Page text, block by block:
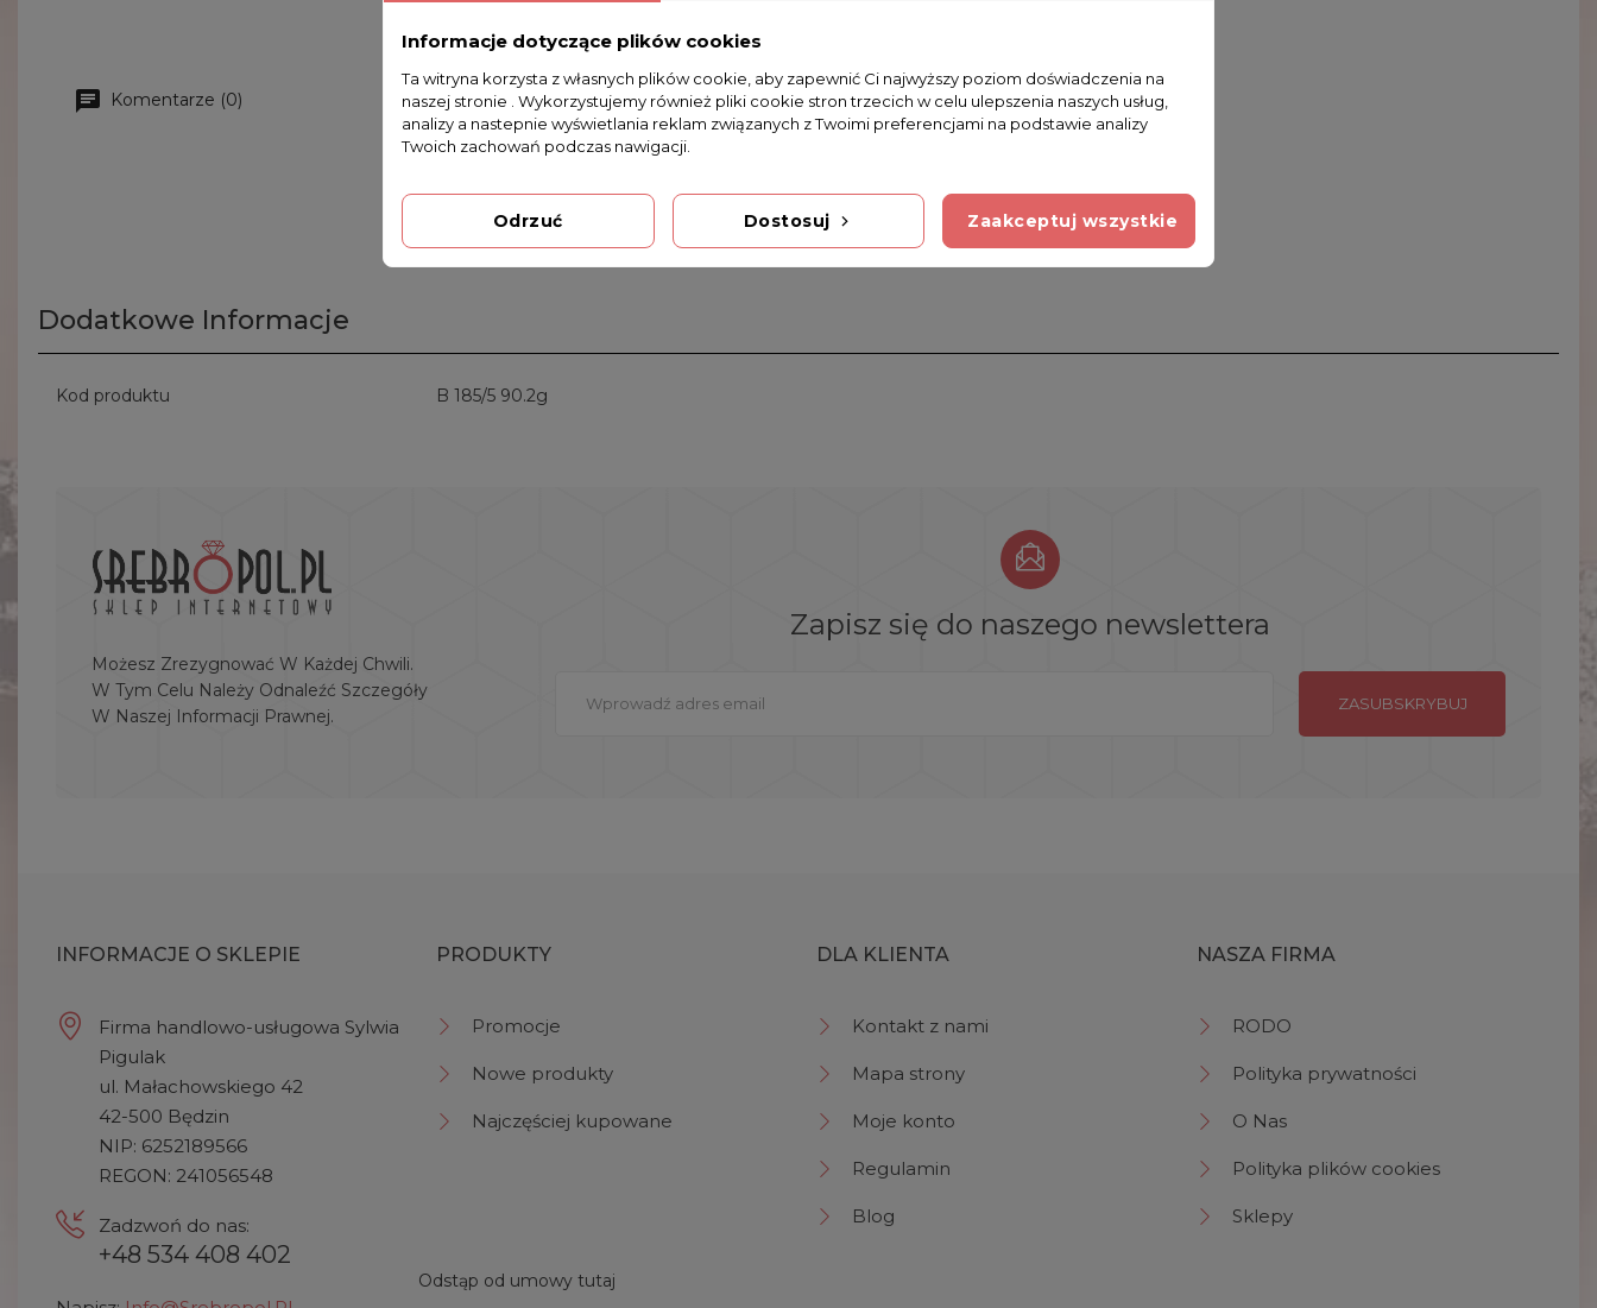
Komentarze (0)
Dodatkowe Informacje
Kod produktu B 185/5 90.2g
Możesz Zrezygnować W Każdej Chwili.
W Tym Celu Należy Odnaleźć Szczegóły
W Naszej Informacji Prawnej.
Zapisz się do naszego newslettera
INFORMACJE O SKLEPIE
Firma handlowo-usługowa Sylwia
Pigulak
ul. Małachowskiego 42
42-500 Będzin
NIP: 6252189566
REGON: 241056548
Zadzwoń do nas:
+48 534 408 402
PRODUKTY
Promocje
Nowe produkty
Najczęściej kupowane
DLA KLIENTA
Kontakt z nami
Mapa strony
Moje konto
Regulamin
Blog
NASZA FIRMA
RODO
Polityka prywatności
O Nas
Polityka plików cookies
Sklepy
Informacje dotyczące plików cookies
Ta witryna korzysta z własnych plików cookie, aby zapewnić Ci najwyższy poziom doświadczenia na
naszej stronie . Wykorzystujemy również pliki cookie stron trzecich w celu ulepszenia naszych usług,
analizy a nastepnie wyświetlania reklam związanych z Twoimi preferencjami na podstawie analizy
Twoich zachowań podczas nawigacji.
Odrzuć Dostosuj Zaakceptuj wszystkie
Odstąp od umowy tutaj